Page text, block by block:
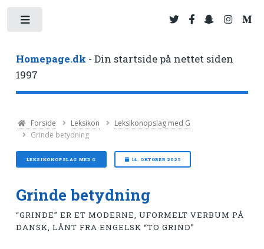
Homepage.dk - Din startside på nettet siden
1997
Forside Leksikon
Leksikonopslag med G
Grinde betydning
LEKSIKONOPSLAG MED G 14. OKTOBER 2025
Grinde betydning
“GRINDE” ER ET MODERNE, UFORMELT VERBUM PÅ
DANSK, LÅNT FRA ENGELSK “TO GRIND”